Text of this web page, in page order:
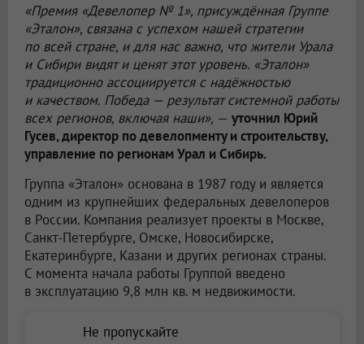
«Премия «Девелопер № 1», присуждённая Группе
«Эталон», связана с успехом нашей стратегии
по всей стране, и для нас важно, что жители Урала
и Сибири видят и ценят этот уровень. «Эталон»
традиционно ассоциируется с надёжностью
и качеством. Победа — результат системной работы
всех регионов, включая наши», — уточнил Юрий
Гусев, директор по девелопменту и строительству,
управление по регионам Урал и Сибирь.
Группа «Эталон» основана в 1987 году и является
одним из крупнейших федеральных девелоперов
в России. Компания реализует проекты в Москве,
Санкт-Петербурге, Омске, Новосибирске,
Екатеринбурге, Казани и других регионах страны.
С момента начала работы Группой введено
в эксплуатацию 9,8 млн кв. м недвижимости.
Не пропускайте